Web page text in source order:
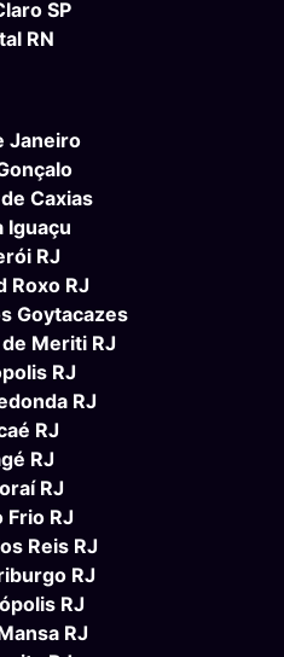
SP
RN
Janeiro
Caxias
Iguaçu
RJ
Roxo RJ
Goytacazes
Meriti RJ
RJ
RJ
RJ
RJ
RJ
Frio RJ
Reis RJ
RJ
RJ
RJ